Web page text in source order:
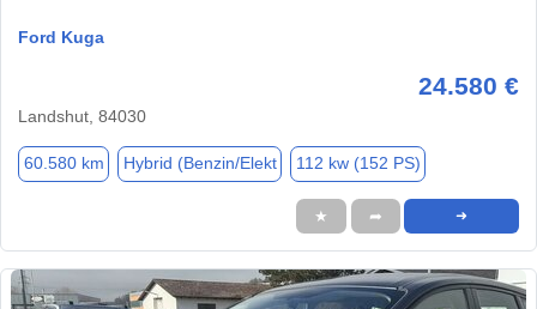
Ford Kuga
24.580 €
Landshut, 84030
60.580 km Hybrid (Benzin/Elekt 112 kw (152 PS)
★ ➦ ➜